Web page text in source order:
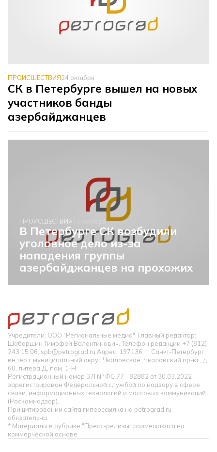
ПРОИСШЕСТВИЯ24 октября
СК в Петербурге вышел на новых
участников банды
азербайджанцев
ПРОИСШЕСТВИЯ 16 октября
В Петербурге СК возбудили
уголовное дело из-за
нападения группы
азербайджанцев на прохожих
Учредители: ООО "Региональные медиа". Главный редактор:
Шабаршин Тимофей Валентинович. Телефон редакции +7 (812)
243 15 06, spb@petrograd.ru Адрес: 197136, г. Санкт-Петербург,
вн.тер.г.муниципальный округ Чкаловское, Чкаловский пр-кт., д.
60, литера Д, пом. 1-Н
Регистрационный номер ЭЛ № ФС 77 - 82882 от 30.03.2022
зарегистрирован Федеральной службой по надзору в сфере
связи, информационных технологий и массовых коммуникаций
(Роскомнадзор).
При цитировании сайта гиперссылка на petrograd.ru
обязательна.
* Материалы в рубрике "Пресс-релизы" размещаются на
коммерческой основе.